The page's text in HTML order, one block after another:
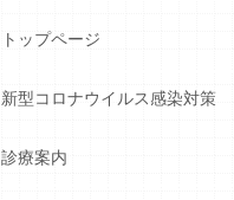
トップページ
新型コロナウイルス感染対策
診療案内